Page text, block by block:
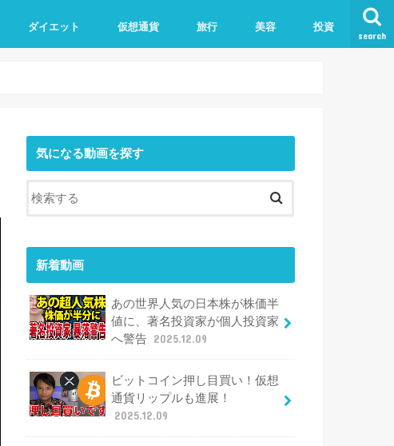
search
ダイエット 仮想通貨 旅行 美容 投資
気になる動画を探す
新着動画
あの世界人気の日本株が株価半
値に、著名投資家が個人投資家
へ警告 2025.12.09
ビットコイン押し目買い！仮想
通貨リップルも進展！
2025.12.09